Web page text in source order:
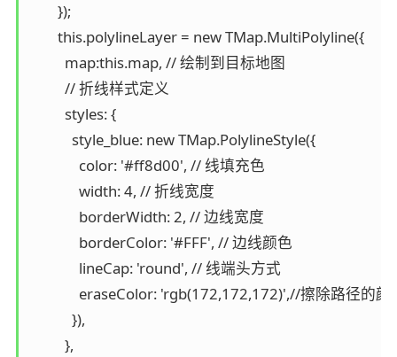
        });
        this.polylineLayer = new TMap.MultiPolyline({
          map:this.map, // 绘制到目标地图
          // 折线样式定义
          styles: {
            style_blue: new TMap.PolylineStyle({
              color: '#ff8d00', // 线填充色
              width: 4, // 折线宽度
              borderWidth: 2, // 边线宽度
              borderColor: '#FFF', // 边线颜色
              lineCap: 'round', // 线端头方式
eraseColor: 'rgb(172,172,172)',//擦除路径的颜
            }),
          },